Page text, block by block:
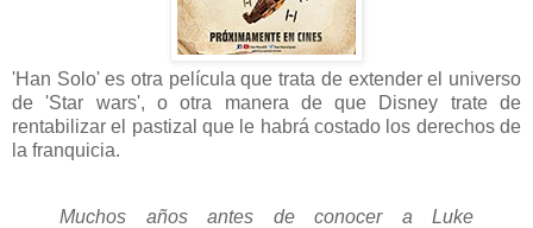
'Han Solo' es otra película que trata de extender el universo
de 'Star wars', o otra manera de que Disney trate de
rentabilizar el pastizal que le habrá costado los derechos de
la franquicia.
Muchos años antes de conocer a Luke